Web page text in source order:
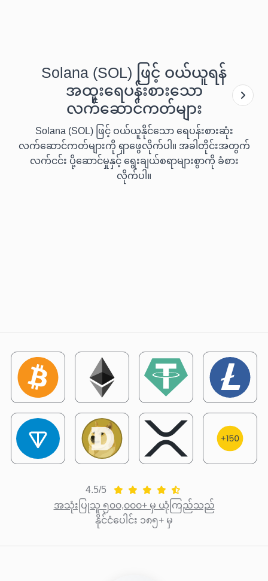
Solana (SOL) ဖြင့် ဝယ်ယူရန်
အထူးရေပန်းစားသော
လက်ဆောင်ကတ်များ
Solana (SOL) ဖြင့် ဝယ်ယူနိုင်သော ရေပန်းစားဆုံး
လက်ဆောင်ကတ်များကို ရှာဖွေလိုက်ပါ။ အခါတိုင်းအတွက်
လက်ငင်း ပို့ဆောင်မှုနှင့် ရွေးချယ်စရာများစွာကို ခံစား
လိုက်ပါ။
4.5/5
အသုံးပြုသူ ၅၀၀,၀၀၀+ မှ ယုံကြည်သည်
နိုင်ငံပေါင်း ၁၈၅+ မှ